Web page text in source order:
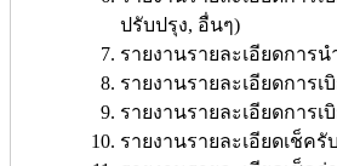
ปรับปรุง, อื่นๆ)
รายงานรายละเอียดการ
รายงานรายละเอียดการ
รายงานรายละเอียดการ
รายงานรายละเอียดเช็ค